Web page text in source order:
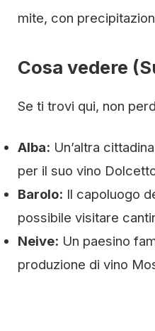
mite, con
Cosa vedere
Se ti trovi qui, non
Alba: Un’altra
per il suo vino
Barolo: Il capoluogo
possibile visitare
Neive: Un paesino
produzione di vino